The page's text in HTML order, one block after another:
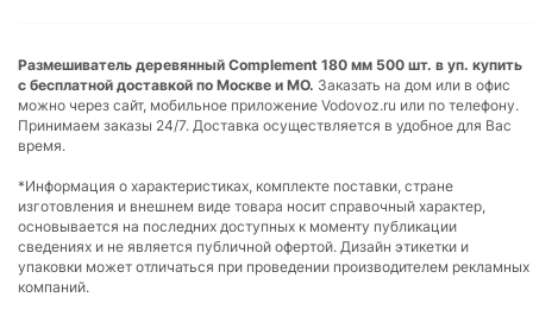
Размешиватель деревянный Complement 180 мм 500 шт. в уп. купить
с бесплатной доставкой по Москве и МО. Заказать на дом или в офис
можно через сайт, мобильное приложение Vodovoz.ru или по телефону.
Принимаем заказы 24/7. Доставка осуществляется в удобное для Вас
время.
*Информация о характеристиках, комплекте поставки, стране
изготовления и внешнем виде товара носит справочный характер,
основывается на последних доступных к моменту публикации
сведениях и не является публичной офертой. Дизайн этикетки и
упаковки может отличаться при проведении производителем рекламных
компаний.